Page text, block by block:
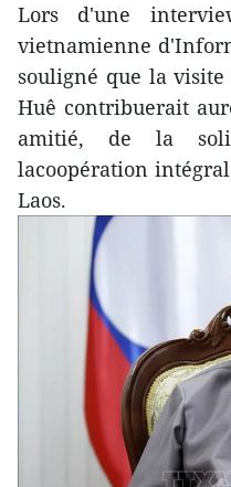
Lors d'une
vietnamienne
souligné que la
Huê contribuerait
amitié, de la
lacoopération
Laos.